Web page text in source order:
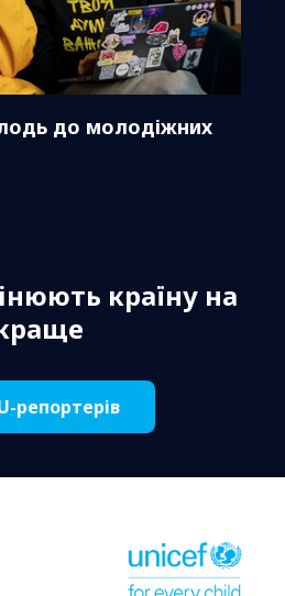
до молодіжних
країну на
репортерів